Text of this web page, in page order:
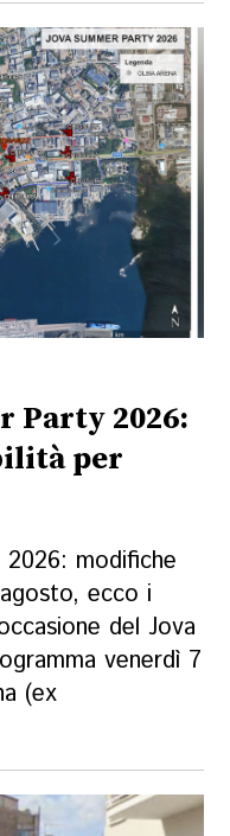
Party 2026:
per
modifiche
ecco i
del Jova
venerdì 7
(ex